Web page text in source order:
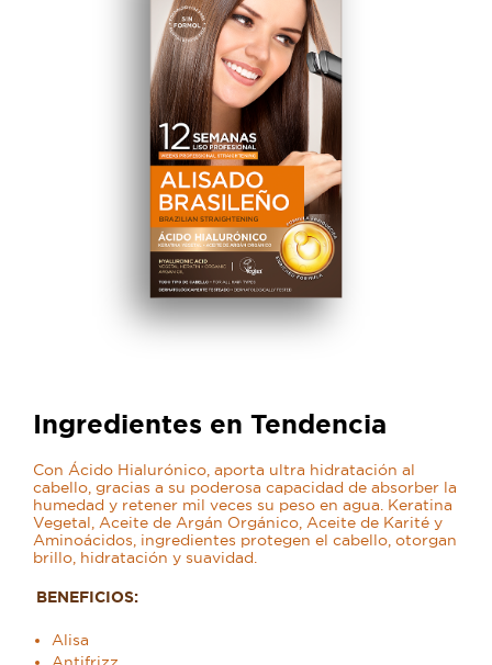
Ingredientes en Tendencia
Con Ácido Hialurónico, aporta ultra hidratación al
cabello, gracias a su poderosa capacidad de absorber la
humedad y retener mil veces su peso en agua. Keratina
Vegetal, Aceite de Argán Orgánico, Aceite de Karité y
Aminoácidos, ingredientes protegen el cabello, otorgan
brillo, hidratación y suavidad.
BENEFICIOS:
Alisa